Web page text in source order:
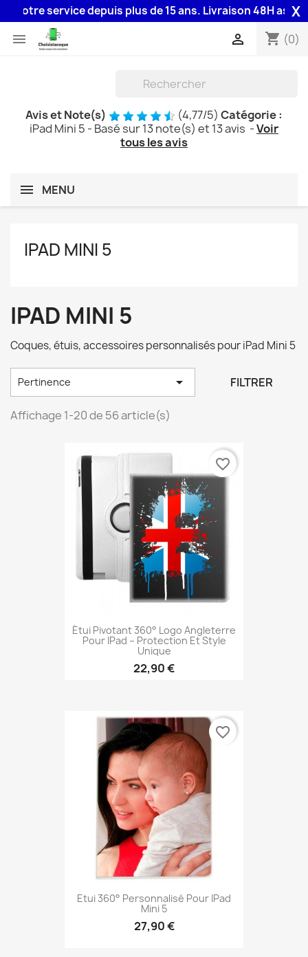
service depuis plus de 15 ans. Livraison 48H assurée par
X
 shopping_cart (0)

Avis et Note(s) (4,77/5) Catégorie :
iPad Mini 5 - Basé sur13note(s) et 13avis -Voir
tous les avis
MENU
IPAD MINI 5
IPAD MINI 5
Coques, étuis, accessoires personnalisés pour iPad Mini 5
Pertinence  FILTRER
Affichage 1-20 de 56 article(s)
Étui Pivotant 360° Logo Angleterre
Pour IPad – Protection Et Style
Unique
22,90 €
favorite_border
Etui 360° Personnalisé Pour IPad
Mini 5
27,90 €
favorite_border